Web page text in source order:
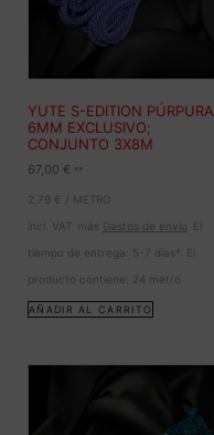
YUTE S-EDITION PÚRPURA
6MM EXCLUSIVO;
CONJUNTO 3X8M
67,00 € **
2,79 €
METRO
incl. VAT
más Gastos de envío El
tiempo de entrega: 5-7 días*
El
producto contiene: 24 metro
AÑADIR AL CARRITO